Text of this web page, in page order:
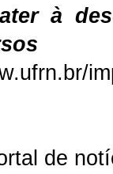
à
de